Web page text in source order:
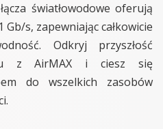
światłowodowe oferują
s, zapewniając całkowicie
Odkryj przyszłość
z AirMAX i ciesz się
do wszelkich zasobów